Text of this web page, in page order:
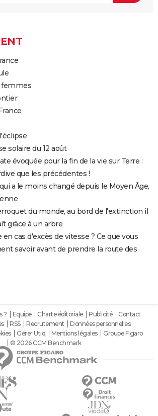
femmes
solaire du 12 août
évoquée pour la fin de la vie sur Terre :
que les précédentes !
a le moins changé depuis le Moyen Âge,
du monde, au bord de l'extinction il
grâce à un arbre
cas d'excès de vitesse ? Ce que vous
savoir avant de prendre la route des
? Equipe Charte éditoriale Publicité
Contact
RSS Recrutement
Données personnelles
Gérer Utiq Mentions légales
Groupe Figaro
© 2026 CCM Benchmark